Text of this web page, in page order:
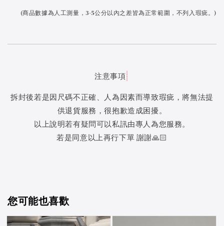
(商品數據為人工測量，3-5公分以內之差皆為正常範圍，不列入瑕疵。)
注意事項
拆封後若是因尺碼不正確、人為因素而導致瑕疵，將無法提
供退貨服務，很抱歉造成困擾。
以上說明若有疑問可以私訊由專人為您服務。
若是同意以上再行下單 謝謝🙏🏻
您可能也喜歡